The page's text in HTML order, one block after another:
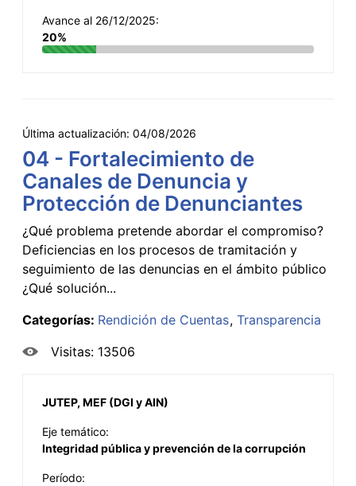
Avance al 26/12/2025:
20%
Última actualización: 04/08/2026
04 - Fortalecimiento de
Canales de Denuncia y
Protección de Denunciantes
¿Qué problema pretende abordar el compromiso?
Deficiencias en los procesos de tramitación y
seguimiento de las denuncias en el ámbito público
¿Qué solución...
Categorías: Rendición de Cuentas Transparencia
Visitas: 13506
JUTEP, MEF (DGI y AIN)
Eje temático:
Integridad pública y prevención de la corrupción
Período: